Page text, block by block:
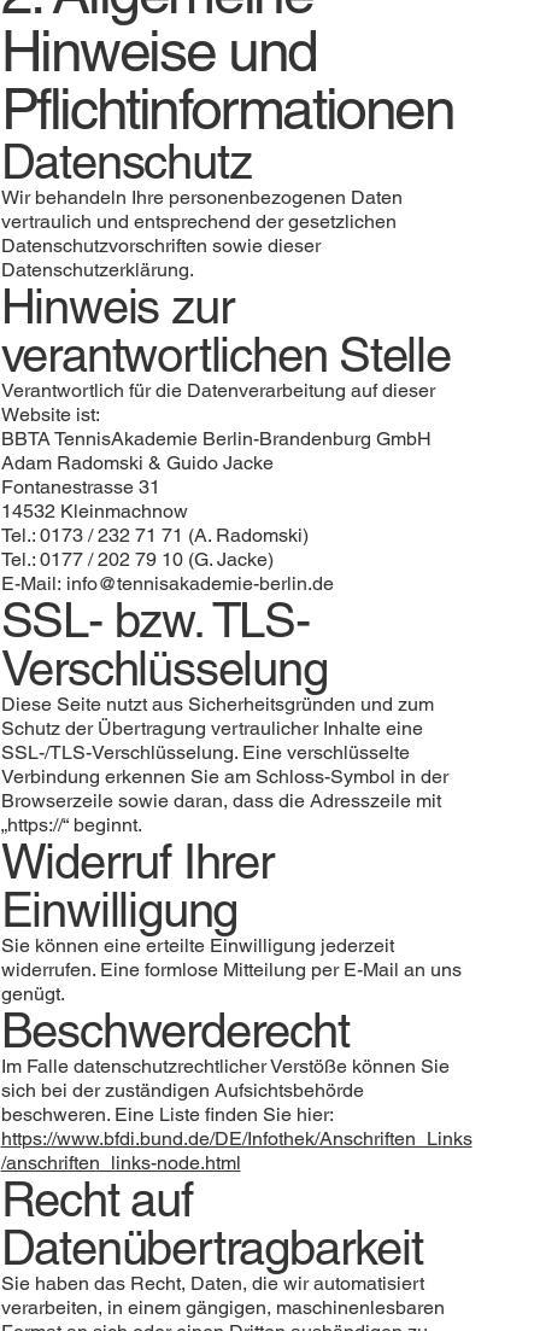
Hinweise und
Pflichtinformationen
Datenschutz
Wir behandeln Ihre personenbezogenen Daten
vertraulich und entsprechend der gesetzlichen
Datenschutzvorschriften sowie dieser
Datenschutzerklärung.
Hinweis zur
verantwortlichen Stelle
Verantwortlich für die Datenverarbeitung auf dieser
Website ist:
BBTA TennisAkademie Berlin-Brandenburg GmbH
Adam Radomski & Guido Jacke
Fontanestrasse 31
14532 Kleinmachnow
Tel.: 0173 / 232 71 71 (A. Radomski)
Tel.: 0177 / 202 79 10 (G. Jacke)
E-Mail: info@tennisakademie-berlin.de
SSL- bzw. TLS-
Verschlüsselung
Diese Seite nutzt aus Sicherheitsgründen und zum
Schutz der Übertragung vertraulicher Inhalte eine
SSL-/TLS-Verschlüsselung. Eine verschlüsselte
Verbindung erkennen Sie am Schloss-Symbol in der
Browserzeile sowie daran, dass die Adresszeile mit
„https://“ beginnt.
Widerruf Ihrer
Einwilligung
Sie können eine erteilte Einwilligung jederzeit
widerrufen. Eine formlose Mitteilung per E-Mail an uns
genügt.
Beschwerderecht
Im Falle datenschutzrechtlicher Verstöße können Sie
sich bei der zuständigen Aufsichtsbehörde
beschweren. Eine Liste finden Sie hier:
https://www.bfdi.bund.de/DE/Infothek/Anschriften_Links
/anschriften_links-node.html
Recht auf
Datenübertragbarkeit
Sie haben das Recht, Daten, die wir automatisiert
verarbeiten, in einem gängigen, maschinenlesbaren